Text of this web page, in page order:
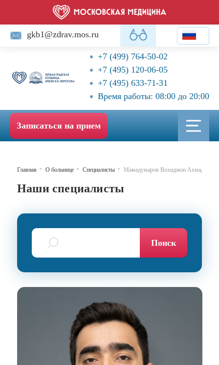
gkb1@zdrav.mos.ru
+7 (499) 764-50-02
+7 (495) 120-06-05
+7 (495) 633-71-31
Время работы: 08:00 до 20:00
Записаться на прием
Главная О больнице Специалисты Мамадумаров Вохиджон
Наши специалисты
Поиск